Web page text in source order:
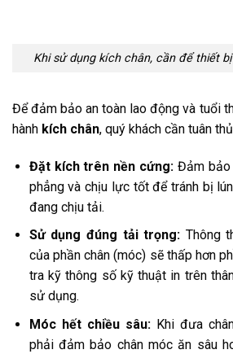
Khi sử dụng kích chân, cần để thiết
Để đảm bảo an toàn lao động và tuổi
hành kích chân, quý khách cần tuân
Đặt kích trên nền cứng: Đảm
phẳng và chịu lực tốt để tránh bị
đang chịu tải.
Sử dụng đúng tải trọng: Thông
của phần chân (móc) sẽ thấp hơn
tra kỹ thông số kỹ thuật in trên
sử dụng.
Móc hết chiều sâu:Khi đưa
phải đảm bảo chân móc ăn sâu